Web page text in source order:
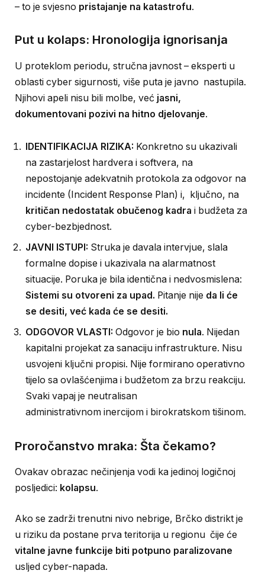
– to je svjesno pristajanje na katastrofu.
Put u kolaps: Hronologija ignorisanja
U proteklom periodu, stručna javnost – eksperti u
oblasti cyber sigurnosti, više puta je javno nastupila.
Njihovi apeli nisu bili molbe, već jasni,
dokumentovani pozivi na hitno djelovanje.
IDENTIFIKACIJA RIZIKA: Konkretno su ukazivali
na zastarjelost hardvera i softvera, na
nepostojanje adekvatnih protokola za odgovor na
incidente (Incident Response Plan) i, ključno, na
kritičan nedostatak obučenog kadra i budžeta za
cyber-bezbjednost.
JAVNI ISTUPI: Struka je davala intervjue, slala
formalne dopise i ukazivala na alarmatnost
situacije. Poruka je bila identična i nedvosmislena:
Sistemi su otvoreni za upad. Pitanje nije da li će
se desiti, već kada će se desiti.
ODGOVOR VLASTI: Odgovor je bio nula. Nijedan
kapitalni projekat za sanaciju infrastrukture. Nisu
usvojeni ključni propisi. Nije formirano operativno
tijelo sa ovlašćenjima i budžetom za brzu reakciju.
Svaki vapaj je neutralisan
administrativnom inercijom i birokratskom tišinom.
Proročanstvo mraka: Šta čekamo?
Ovakav obrazac nečinjenja vodi ka jedinoj logičnoj
posljedici: kolapsu.
Ako se zadrži trenutni nivo nebrige, Brčko distrikt je
u riziku da postane prva teritorija u regionu čije će
vitalne javne funkcije biti potpuno paralizovane
usljed cyber-napada.